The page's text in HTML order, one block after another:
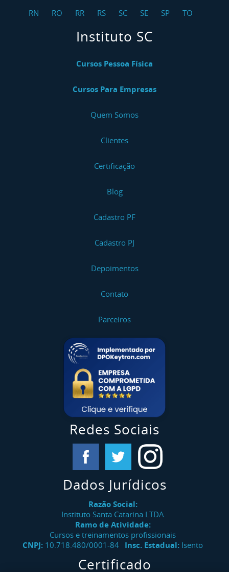
RN
RO RR RS SC SE SP TO
Instituto SC
Cursos Pessoa Física
Cursos Para Empresas
Quem Somos
Clientes
Certificação
Blog
Cadastro PF
Cadastro PJ
Depoimentos
Contato
Parceiros
Redes Sociais
Dados Jurídicos
Razão Social:
Instituto Santa Catarina LTDA
Ramo de Atividade:
Cursos e treinamentos profissionais
CNPJ: 10.718.480/0001-84 Insc. Estadual: Isento
Certificado